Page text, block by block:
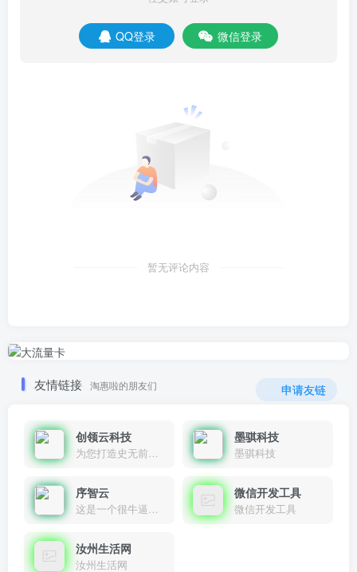
QQ登录 微信登录
暂无评论内容
友情链接 淘惠啦的朋友们 申请友链
创领云科技
为您打造史无前例的应用产品带您认识新时代产品的创新
墨骐科技
墨骐科技
序智云
这是一个很牛逼的开发者，要开发找他准行！
微信开发工具
微信开发工具
汝州生活网
汝州生活网